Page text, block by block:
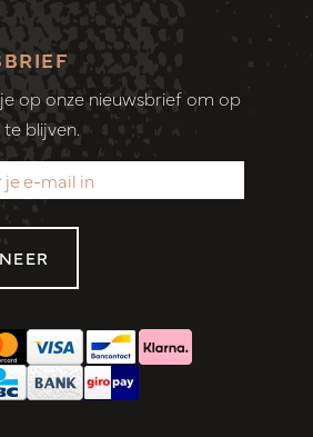
op onze nieuwsbrief om op
blijven.